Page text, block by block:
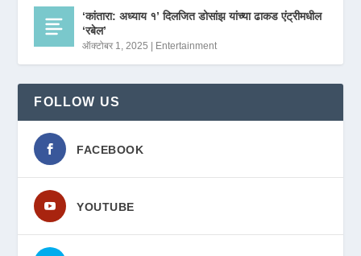
‘कांतारा: अध्याय १’ दिलजित डोसांझ यांच्या ढाकड एंट्रीमधील
‘रबेल’
ऑक्टोबर 1, 2025 | Entertainment
FOLLOW US
FACEBOOK
YOUTUBE